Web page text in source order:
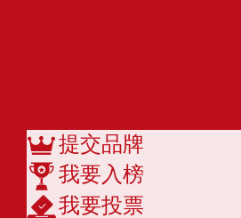
提交品牌
我要入榜
我要投票